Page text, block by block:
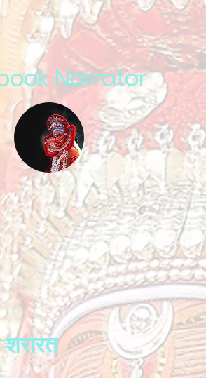
Narrator